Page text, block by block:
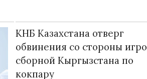
КНБ Казахстана отверг
обвинения со стороны
сборной Кыргызстана по
кокпару